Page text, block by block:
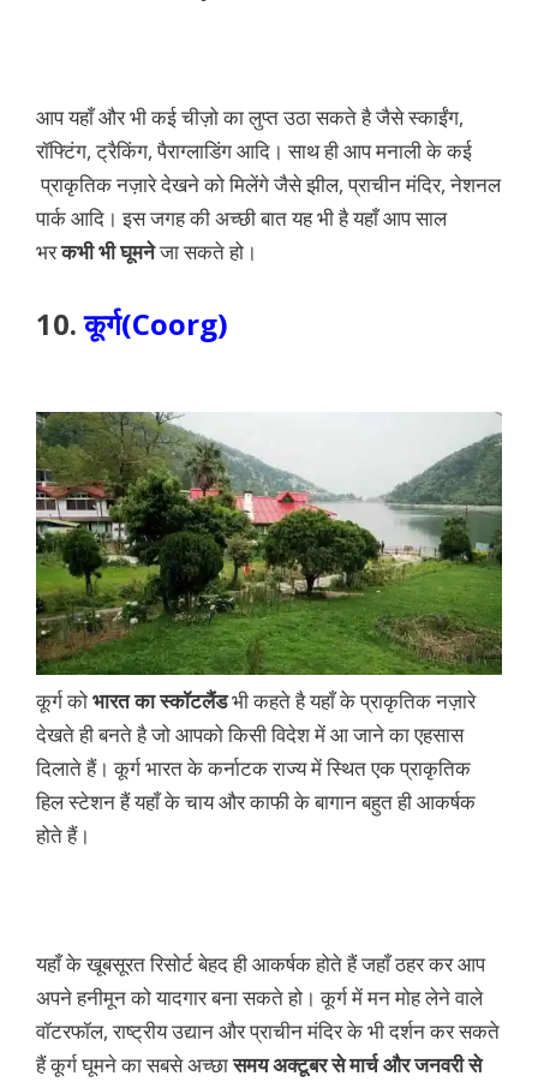
आप यहाँ और भी कई चीज़ो का लुप्त उठा सकते है जैसे स्काईंग,
रॉफ्टिंग, ट्रैकिंग, पैराग्लाडिंग आदि। साथ ही आप मनाली के कई
प्राकृतिक नज़ारे देखने को मिलेंगे जैसे झील, प्राचीन मंदिर, नेशनल
पार्क आदि। इस जगह की अच्छी बात यह भी है यहाँ आप साल
भरकभी भी घूमनेजा सकते हो।
10.कूर्ग(Coorg)
कूर्ग कोभारत का स्कॉटलैंडभी कहते है यहाँ के प्राकृतिक नज़ारे
देखते ही बनते है जो आपको किसी विदेश में आ जाने का एहसास
दिलाते हैं। कूर्ग भारत के कर्नाटक राज्य में स्थित एक प्राकृतिक
हिल स्टेशन हैं यहाँ के चाय और काफी के बागान बहुत ही आकर्षक
होते हैं।
यहाँ के खूबसूरत रिसोर्ट बेहद ही आकर्षक होते हैं जहाँ ठहर कर आप
अपने हनीमून को यादगार बना सकते हो। कूर्ग में मन मोह लेने वाले
वॉटरफॉल, राष्ट्रीय उद्यान और प्राचीन मंदिर के भी दर्शन कर सकते
हैं कूर्ग घूमने का सबसे अच्छासमय अक्टूबर से मार्च और जनवरी से